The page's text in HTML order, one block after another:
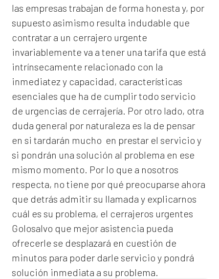
las empresas trabajan de forma honesta y, por
supuesto asimismo resulta indudable que
contratar a un cerrajero urgente
invariablemente va a tener una tarifa que está
intrínsecamente relacionado con la
inmediatez y capacidad, características
esenciales que ha de cumplir todo servicio
de urgencias de cerrajería. Por otro lado, otra
duda general por naturaleza es la de pensar
en si tardarán mucho en prestar el servicio y
si pondrán una solución al problema en ese
mismo momento. Por lo que a nosotros
respecta, no tiene por qué preocuparse ahora
que detrás admitir su llamada y explicarnos
cuál es su problema, el cerrajeros urgentes
Golosalvo que mejor asistencia pueda
ofrecerle se desplazará en cuestión de
minutos para poder darle servicio y pondrá
solución inmediata a su problema.